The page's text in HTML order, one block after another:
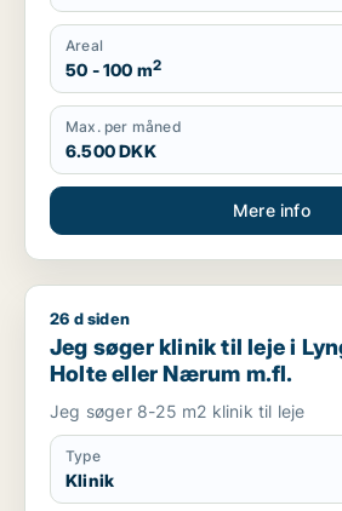
Areal
50 - 100 m2
Max. per måned
6.500 DKK
Mere info
Jeg søger klinik til leje i Lyngby-
26 d siden
Jeg søger klinik til leje i
Holte eller Nærum m.fl.
Jeg søger 8-25 m2 klinik til leje
Type
Klinik